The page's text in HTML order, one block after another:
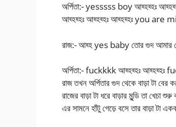
অর্পিতা:- yesssss boy আহ্হহ্হঃ
আহ্হহ্হঃ আহ্হহ্হঃ আহ্হহ্হঃ you are
রাজ:- আহ্হ yes baby তোর গুদ
অর্পিতা:- fuckkkk আহ্হহ্হঃ আহ্হহ্হঃ
রাজ তখন অর্পিতার গুদ থেকে বাড়া টা
রাজের বাড়া টা ধরে বাড়ার মুন্ডি তা
এর সামনে হাঁটু গেড়ে বসে তার বাড়া টা